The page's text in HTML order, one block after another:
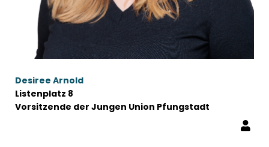
Desiree Arnold
Listenplatz 8
Vorsitzende der Jungen Union Pfungstadt